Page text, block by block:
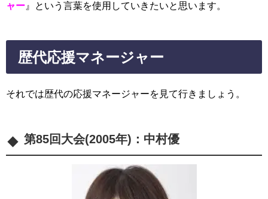
ャー 』という言葉を使用していきたいと思います。
歴代応援マネージャー
それでは歴代の応援マネージャーを見て行きましょう。
第85回大会(2005年)： 中村優